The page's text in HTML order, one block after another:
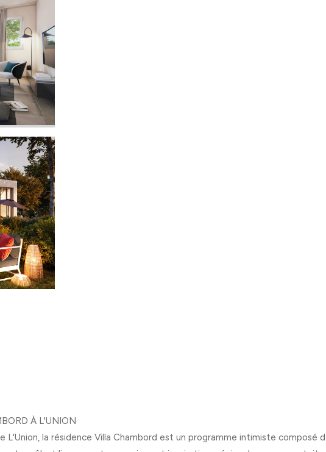
À L'UNION
la résidence Villa Chambord est un programme intimiste composé